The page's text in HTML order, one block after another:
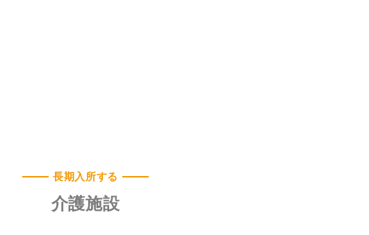
長期入所する
介護施設